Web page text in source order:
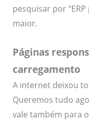
pesquisar por
maior.
Páginas
carregamento
A internet deixou
Queremos tudo
vale também para